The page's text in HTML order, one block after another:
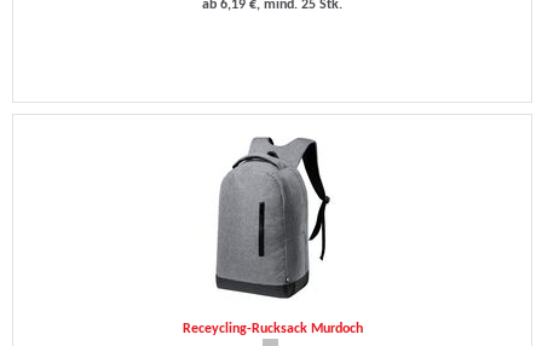
ab 6,19 €, mind. 25 Stk.
Receycling-Rucksack Murdoch